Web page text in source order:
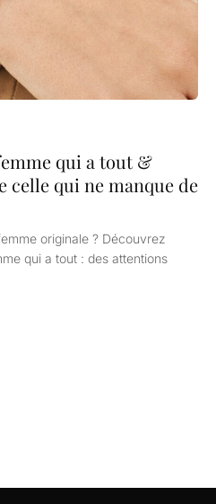
qui a tout &
qui ne manque de
originale ? Découvrez
qui a tout : des attentions